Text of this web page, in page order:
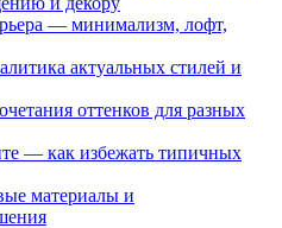
— минимализм, лофт,
актуальных стилей и
оттенков для разных
— как избежать типичных
материалы и